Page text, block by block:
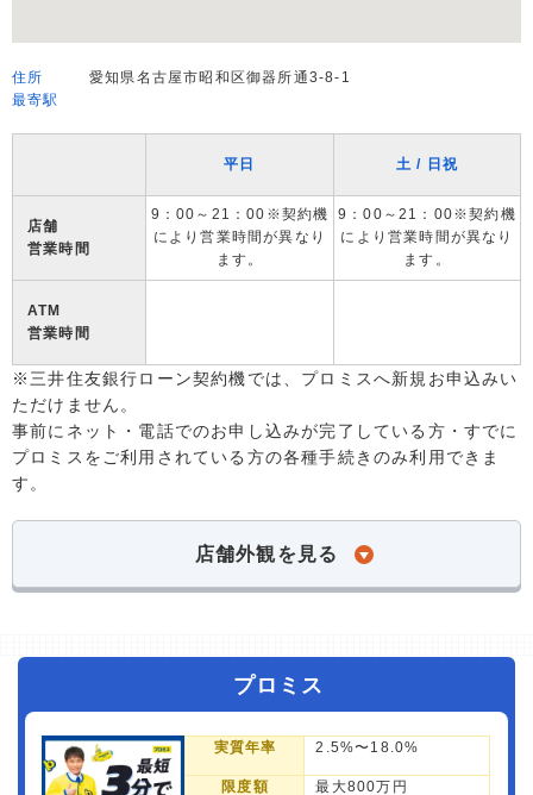
住所
愛知県名古屋市昭和区御器所通3-8-1
最寄駅
平日 土 / 日祝
店舗
営業時間
9：00～21：00※契約機
により営業時間が異なり
ます。
9：00～21：00※契約機
により営業時間が異なり
ます。
ATM
営業時間
※三井住友銀行ローン契約機では、プロミスへ新規お申込みい
ただけません。
事前にネット・電話でのお申し込みが完了している方・すでに
プロミスをご利用されている方の各種手続きのみ利用できま
す。
店舗外観を見る
プロミス
実質年率 2.5%〜18.0%
限度額 最大800万円